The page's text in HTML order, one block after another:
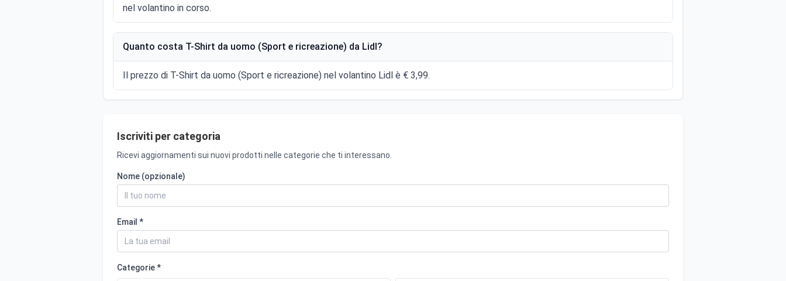
nel volantino in corso.
Quanto costa T-Shirt da uomo (Sport e ricreazione) da Lidl?
Il prezzo di T-Shirt da uomo (Sport e ricreazione) nel volantino Lidl è € 3,99.
Iscriviti per categoria
Ricevi aggiornamenti sui nuovi prodotti nelle categorie che ti interessano.
Nome (opzionale)
Email *
Categorie *